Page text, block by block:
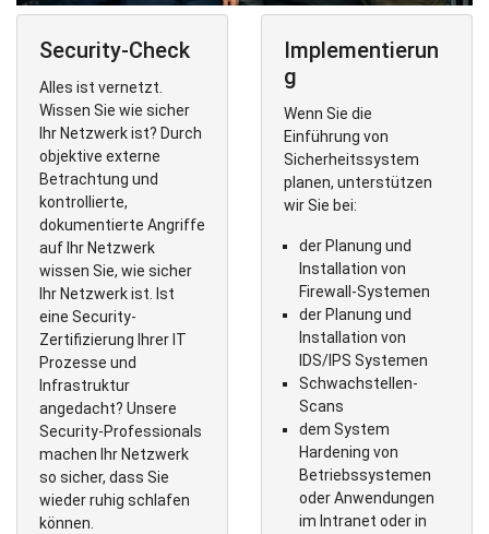
Security-Check
Alles ist vernetzt.
Wissen Sie wie sicher
Ihr Netzwerk ist? Durch
objektive externe
Betrachtung und
kontrollierte,
dokumentierte Angriffe
auf Ihr Netzwerk
wissen Sie, wie sicher
Ihr Netzwerk ist. Ist
eine Security-
Zertifizierung Ihrer IT
Prozesse und
Infrastruktur
angedacht? Unsere
Security-Professionals
machen Ihr Netzwerk
so sicher, dass Sie
wieder ruhig schlafen
können.
Implementierun
g
Wenn Sie die
Einführung von
Sicherheitssystem
planen, unterstützen
wir Sie bei:
der Planung und
Installation von
Firewall-Systemen
der Planung und
Installation von
IDS/IPS Systemen
Schwachstellen-
Scans
dem System
Hardening von
Betriebssystemen
oder Anwendungen
im Intranet oder in